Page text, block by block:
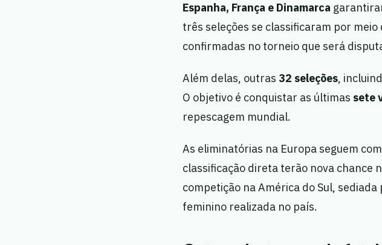
Espanha, França e Dinamarca
três seleções se classificaram por
confirmadas no torneio que será
Além delas, outras 32 seleções,
O objetivo é conquistar as últimas sete
repescagem mundial.
As eliminatórias na Europa seguem
classificação direta terão nova chance
competição na América do Sul,
feminino realizada no país.